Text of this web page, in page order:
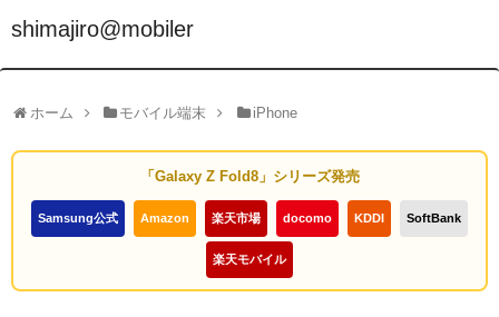
shimajiro@mobiler
ホーム モバイル端末 iPhone
「Galaxy Z Fold8」シリーズ発売
Samsung公式 Amazon 楽天市場 docomo KDDI SoftBank
楽天モバイル